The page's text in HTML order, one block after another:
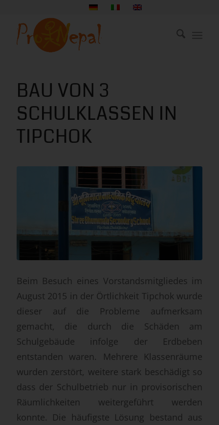
BAU VON 3
SCHULKLASSEN IN
TIPCHOK
Beim Besuch eines Vorstandsmitgliedes im
August 2015 in der Örtlichkeit Tipchok wurde
dieser auf die Probleme aufmerksam
gemacht, die durch die Schäden am
Schulgebäude infolge der Erdbeben
entstanden waren. Mehrere Klassenräume
wurden zerstört, weitere stark beschädigt so
dass der Schulbetrieb nur in provisorischen
Räumlichkeiten weitergeführt werden
konnte. Die häufigste Lösung bestand aus